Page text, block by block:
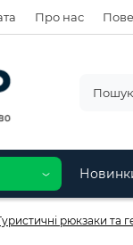
Про нас
рюкзаки та